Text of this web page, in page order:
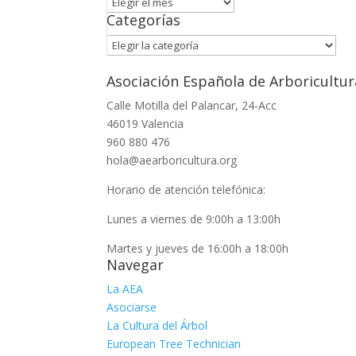
Categorías
Categorías
Asociación Española de
Calle Motilla del Palancar, 24-Acc
46019 Valencia
960 880 476
hola@aearboricultura.org
Horario de atención telefónica:
Lunes a viernes de 9:00h a 13:00h
Martes y jueves de 16:00h a 18:00h
Navegar
La AEA
Asociarse
La Cultura del Árbol
European Tree Technician